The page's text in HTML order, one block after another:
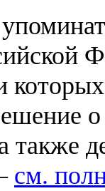
также
см.